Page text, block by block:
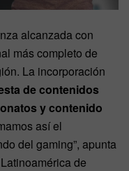
alcanzada con
más completo de
La incorporación
de contenidos
y contenido
así el
del gaming”, apunta
de